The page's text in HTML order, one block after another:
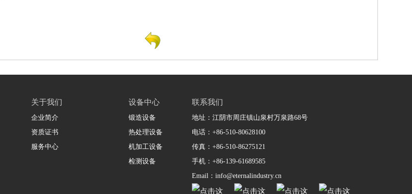
关于我们
企业简介
资质证书
服务中心
设备中心
锻造设备
热处理设备
机加工设备
检测设备
联系我们
地址：江阴市周庄镇山泉村万泉路68号
电话：+86-510-80628100
传真：+86-510-86275121
手机：+86-139-61689585
Email：info@eternalindustry.cn